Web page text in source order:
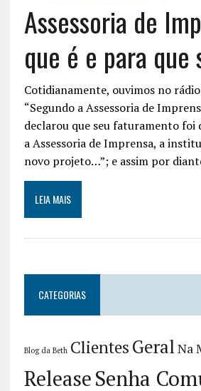
Assessoria de
que é e para que
Cotidianamente, ouvimos no
“Segundo a Assessoria de
declarou que seu faturamento foi
a Assessoria de Imprensa, a
novo projeto…”; e assim por
LEIA MAIS
CATEGORIAS
Blog da Beth ClientesGeral Na
ReleaseSenha